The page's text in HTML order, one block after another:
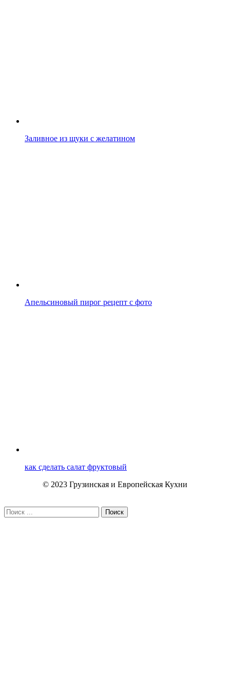
Заливное из щуки с желатином
Апельсиновый пирог рецепт с фото
как сделать салат фруктовый
© 2023 Грузинская и Европейская Кухни